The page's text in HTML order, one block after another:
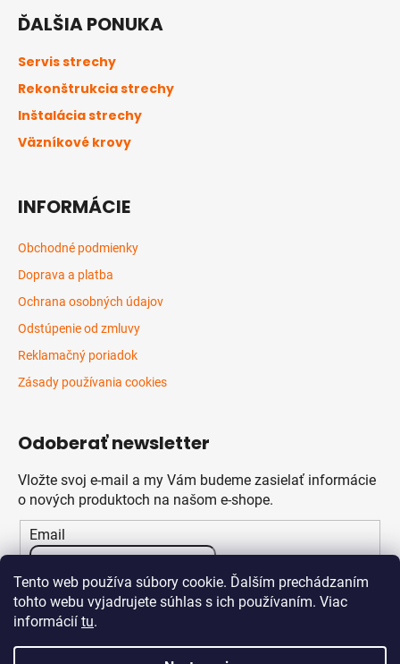
Tento web používa súbory cookie. Ďalším prechádzaním
tohto webu vyjadrujete súhlas s ich používaním. Viac
informácií tu.
ĎALŠIA PONUKA
Servis strechy
Rekonštrukcia strechy
Inštalácia strechy
Väzníkové krovy
INFORMÁCIE
Obchodné podmienky
Doprava a platba
Ochrana osobných údajov
Odstúpenie od zmluvy
Reklamačný poriadok
Zásady používania cookies
Odoberať newsletter
Vložte svoj e-mail a my Vám budeme zasielať informácie
o nových produktoch na našom e-shope.
Email
Vložením e-mailu súhlasíte spodmienkami ochrany
osobných údajov
PRIHLÁSIŤ SA